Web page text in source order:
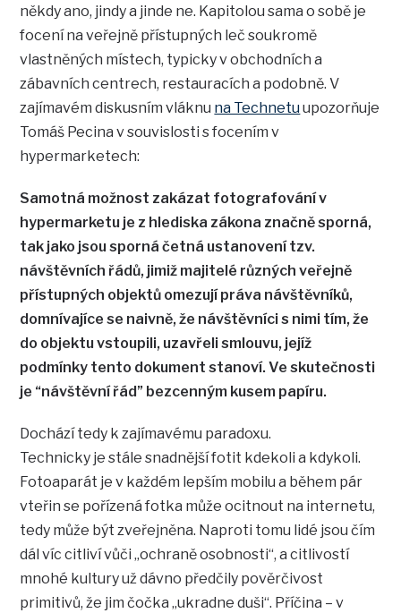
někdy ano, jindy a jinde ne. Kapitolou sama o sobě je
focení na veřejně přístupných leč soukromě
vlastněných místech, typicky v obchodních a
zábavních centrech, restauracích a podobně. V
zajímavém diskusním vláknu na Technetuupozorňuje
Tomáš Pecina v souvislosti s focením v
hypermarketech:
Samotná možnost zakázat fotografování v
hypermarketu je z hlediska zákona značně sporná,
tak jako jsou sporná četná ustanovení tzv.
návštěvních řádů, jimiž majitelé různých veřejně
přístupných objektů omezují práva návštěvníků,
domnívajíce se naivně, že návštěvníci s nimi tím, že
do objektu vstoupili, uzavřeli smlouvu, jejíž
podmínky tento dokument stanoví. Ve skutečnosti
je “návštěvní řád” bezcenným kusem papíru.
Dochází tedy k zajímavému paradoxu.
Technicky je stále snadnější fotit kdekoli a kdykoli.
Fotoaparát je v každém lepším mobilu a během pár
vteřin se pořízená fotka může ocitnout na internetu,
tedy může být zveřejněna. Naproti tomu lidé jsou čím
dál víc citliví vůči „ochraně osobnosti“, a citlivostí
mnohé kultury už dávno předčily pověrčivost
primitivů, že jim čočka „ukradne duši“. Příčina – v